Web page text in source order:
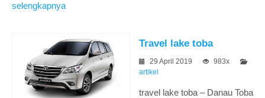
selengkapnya
Travel lake toba
29 April 2019
983x
artikel
travel lake toba – Danau Toba